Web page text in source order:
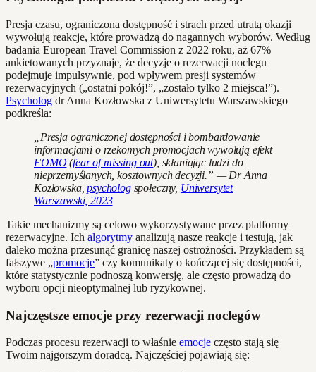
Presja czasu, ograniczona dostępność i strach przed utratą okazji
wywołują reakcje, które prowadzą do nagannych wyborów. Według
badania European Travel Commission z 2022 roku, aż 67%
ankietowanych przyznaje, że decyzje o rezerwacji noclegu
podejmuje impulsywnie, pod wpływem presji systemów
rezerwacyjnych („ostatni pokój!”, „zostało tylko 2 miejsca!”).
Psycholog dr Anna Kozłowska z Uniwersytetu Warszawskiego
podkreśla:
„Presja ograniczonej dostępności i bombardowanie
informacjami o rzekomych promocjach wywołują efekt
FOMO(fear of missing out), skłaniając ludzi do
nieprzemyślanych, kosztownych decyzji.” — Dr Anna
Kozłowska,psychologspołeczny, Uniwersytet
Warszawski, 2023
Takie mechanizmy są celowo wykorzystywane przez platformy
rezerwacyjne. Ich algorytmy analizują nasze reakcje i testują, jak
daleko można przesunąć granicę naszej ostrożności. Przykładem są
fałszywe „promocje” czy komunikaty o kończącej się dostępności,
które statystycznie podnoszą konwersję, ale często prowadzą do
wyboru opcji nieoptymalnej lub ryzykownej.
Najczęstsze emocje przy rezerwacji noclegów
Podczas procesu rezerwacji to właśnie emocje często stają się
Twoim najgorszym doradcą. Najczęściej pojawiają się: